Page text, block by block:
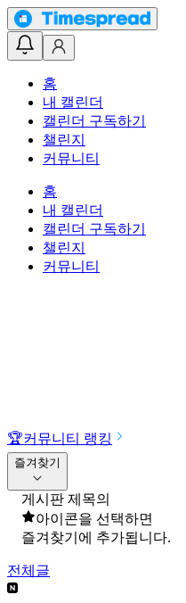
홈
내 캘린더
캘린더 구독하기
챌린지
커뮤니티
홈
내 캘린더
캘린더 구독하기
챌린지
커뮤니티
🏆커뮤니티 랭킹
즐겨찾기
게시판 제목의
아이콘을 선택하면
즐겨찾기에 추가됩니다.
전체글